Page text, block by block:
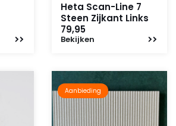
Heta Scan-Line 7
Steen Zijkant Links
79,95
Bekijken
Aanbieding